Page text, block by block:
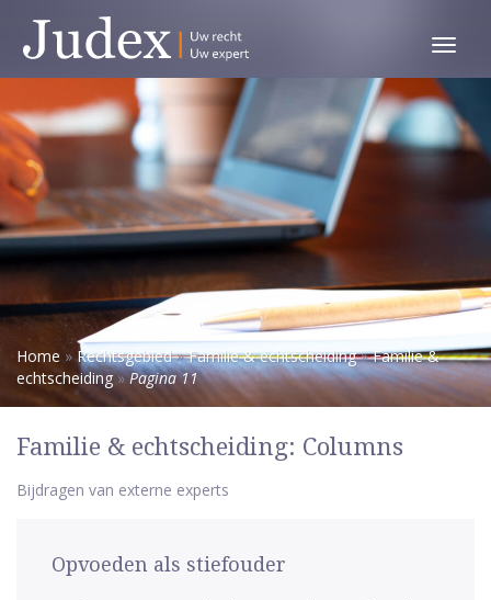
Toggle
Home »Rechtsgebied»Familie & echtscheiding»Familie &
echtscheiding»Pagina 11
Familie & echtscheiding: Columns
Bijdragen van externe experts
Opvoeden als stiefouder